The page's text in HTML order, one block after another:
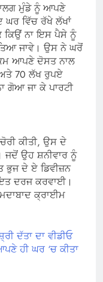
ਮੁੰਡੇ ਨੂੰ ਆਪਣੇ
ਘਰ ਵਿੱਚ ਰੱਖੇ ਲੱਖਾਂ
ਕਿਉਂ ਨਾ ਇਸ ਪੈਸੇ ਨੂੰ
ਜਾਵੇ। ਉਸ ਨੇ ਘਰੋਂ
ਆਪਣੇ ਦੋਸਤ ਨਾਲ
70 ਲੱਖ ਰੁਪਏ
ਗੋਆ ਜਾ ਕੇ ਪਾਰਟੀ
ਕੀਤੀ, ਉਸ ਦੇ
ਉਹ ਸ਼ਨੀਵਾਰ ਨੂੰ
ਭੁਜ ਦੇ ਏ ਡਿਵੀਜ਼ਨ
ਦਰਜ ਕਰਵਾਈ।
ਕ੍ਰਾਈਮ
ਦੱਤਾ ਦਾ ਵੀਡੀਓ
ਹੀ ਘਰ ‘ਚ ਕੀਤਾ